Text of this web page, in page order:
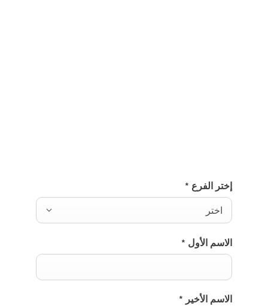
إختر الفرع *
اختر
الاسم الأول *
الاسم الأخير *